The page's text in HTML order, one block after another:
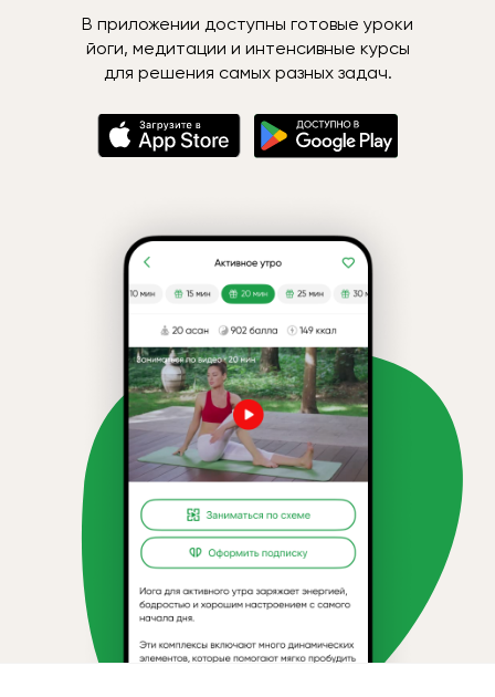
В приложении доступны готовые уроки
йоги, медитации и интенсивные курсы
для решения самых разных задач.